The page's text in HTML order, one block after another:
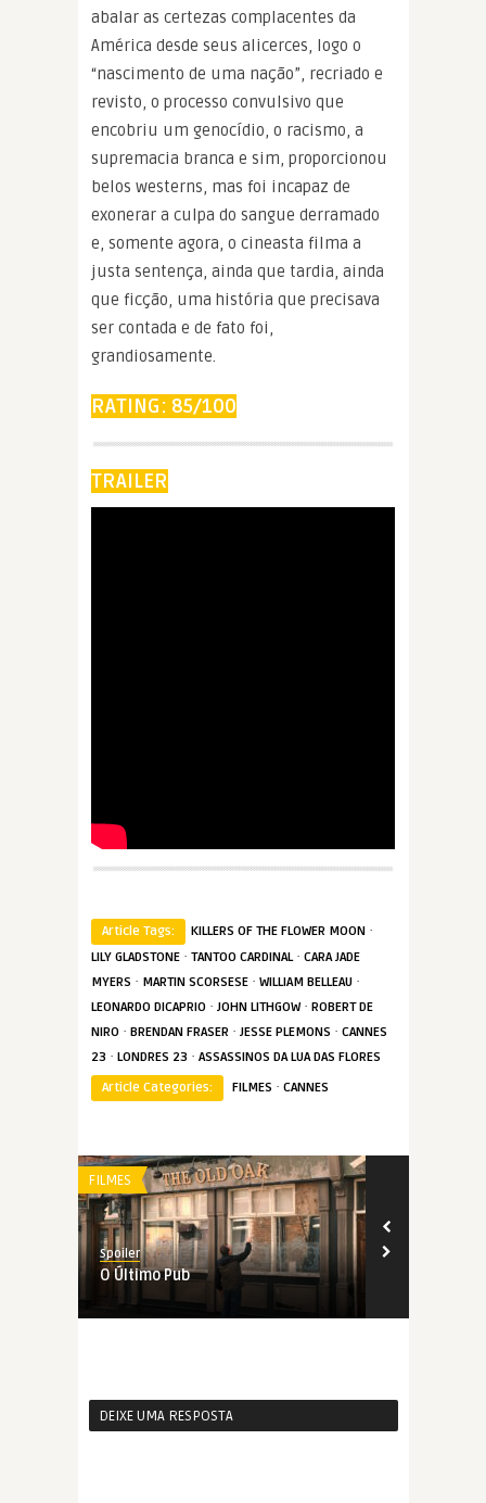
abalar as certezas complacentes da
América desde seus alicerces, logo o
“nascimento de uma nação”, recriado e
revisto, o processo convulsivo que
encobriu um genocídio, o racismo, a
supremacia branca e sim, proporcionou
belos westerns, mas foi incapaz de
exonerar a culpa do sangue derramado
e, somente agora, o cineasta filma a
justa sentença, ainda que tardia, ainda
que ficção, uma história que precisava
ser contada e de fato foi,
grandiosamente.
RATING: 85/100
TRAILER
Article Tags: KILLERS OF THE FLOWER MOON ·
LILY GLADSTONE · TANTOO CARDINAL· CARA JADE
MYERS · MARTIN SCORSESE · WILLIAM BELLEAU ·
LEONARDO DICAPRIO · JOHN LITHGOW· ROBERT DE
NIRO · BRENDAN FRASER · JESSE PLEMONS · CANNES
23 · LONDRES 23 · ASSASSINOS DA LUA DAS FLORES
Article Categories:
FILMES · CANNES
FILMES
Spoiler
O Último Pub
DEIXE UMA RESPOSTA